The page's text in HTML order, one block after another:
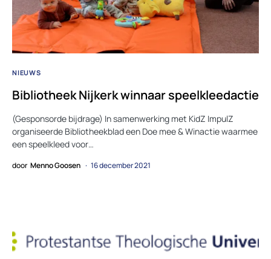
NIEUWS
Bibliotheek Nijkerk winnaar speelkleedactie
(Gesponsorde bijdrage) In samenwerking met KidZ ImpulZ
organiseerde Bibliotheekblad een Doe mee & Winactie waarmee
een speelkleed voor…
door Menno Goosen 16 december 2021